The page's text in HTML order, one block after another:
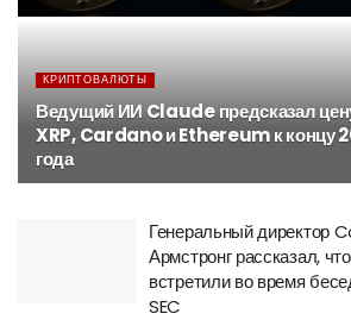
КРИПТОВАЛЮТЫ
Ведущий ИИ Claude предсказал
XRP, Cardano и Ethereum к концу
года
Генеральный директор
Армстронг рассказал,
встретили во время
SEC